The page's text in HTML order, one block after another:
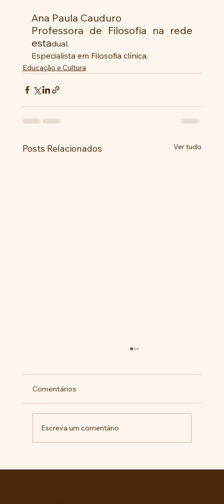
Ana Paula Cauduro
Professora de Filosofia na rede
estadual.
Especialista em Filosofia clínica.
Educação e Cultura
Posts Relacionados Ver tudo
Comentários
Escreva um comentário